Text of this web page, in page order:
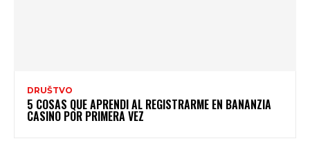
DRUŠTVO
5 COSAS QUE APRENDI AL REGISTRARME EN BANANZIA
CASINO POR PRIMERA VEZ